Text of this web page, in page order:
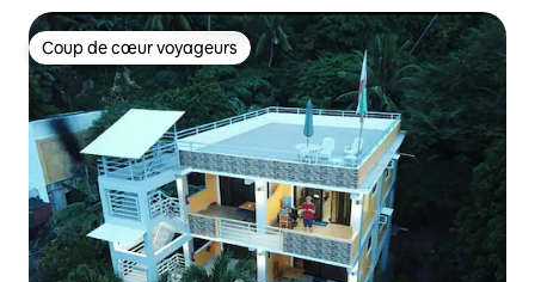
Coup de cœur voyageurs
Coup de cœur voyageurs